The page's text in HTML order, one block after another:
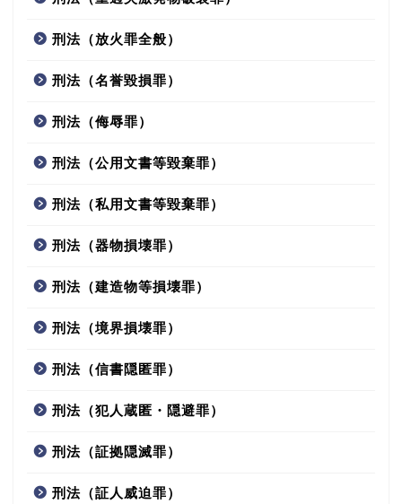
刑法（放火罪全般）
刑法（名誉毀損罪）
刑法（侮辱罪）
刑法（公用文書等毀棄罪）
刑法（私用文書等毀棄罪）
刑法（器物損壊罪）
刑法（建造物等損壊罪）
刑法（境界損壊罪）
刑法（信書隠匿罪）
刑法（犯人蔵匿・隠避罪）
刑法（証拠隠滅罪）
刑法（証人威迫罪）